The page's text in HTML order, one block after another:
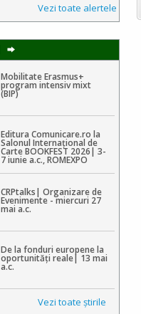
Vezi toate alertele
Mobilitate Erasmus+
program intensiv mixt
(BIP)
Editura Comunicare.ro la
Salonul Internațional de
Carte BOOKFEST 2026| 3-
7 iunie a.c., ROMEXPO
CRPtalks| Organizare de
Evenimente - miercuri 27
mai a.c.
De la fonduri europene la
oportunități reale| 13 mai
a.c.
Vezi toate ştirile